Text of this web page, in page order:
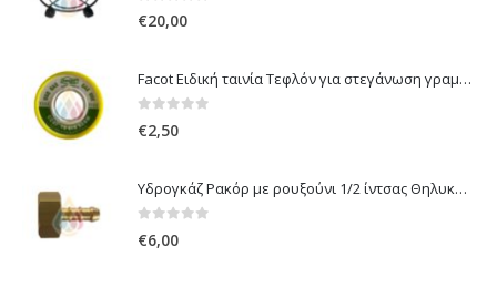
€20,00
Facot Ειδική ταινία Τεφλόν για στεγάνωση γραμμών αερίου 12m
€2,50
Υδρογκάζ Ρακόρ με ρουξούνι 1/2 ίντσας Θηλυκό Δεξιόστροφο για σύνδεση συσκευών με λάστιχο υγραερίου 8mm
€6,00